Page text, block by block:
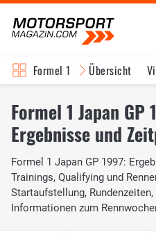
Formel 1 Übersicht
Formel 1 Japan GP
Ergebnisse und
Formel 1 Japan GP 1997:
Trainings, Qualifying und
Startaufstellung,
Informationen zum